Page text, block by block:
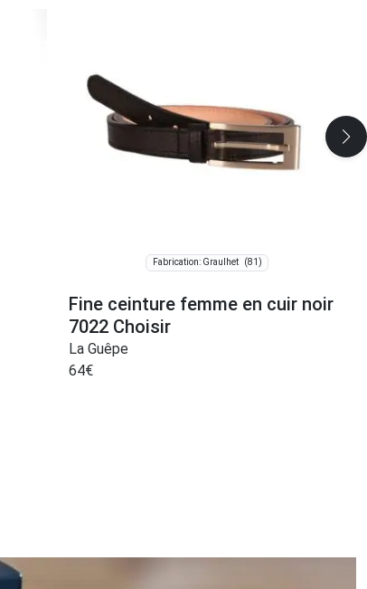
Fabrication: Graulhet (81)
Fine ceinture femme en cuir noir
7022 Choisir
La Guêpe
64€